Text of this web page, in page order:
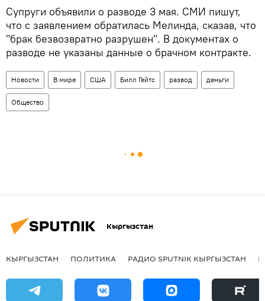
Супруги объявили о разводе 3 мая. СМИ пишут,
что с заявлением обратилась Мелинда, сказав, что
"брак безвозвратно разрушен". В документах о
разводе не указаны данные о брачном контракте.
Новости В мире США Билл Гейтс развод деньги
Общество
Кыргызстан
КЫРГЫЗСТАН ПОЛИТИКА РАДИО SPUTNIK КЫРГЫЗСТАН